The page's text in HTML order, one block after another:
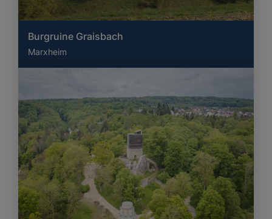
Burgruine Graisbach
Marxheim